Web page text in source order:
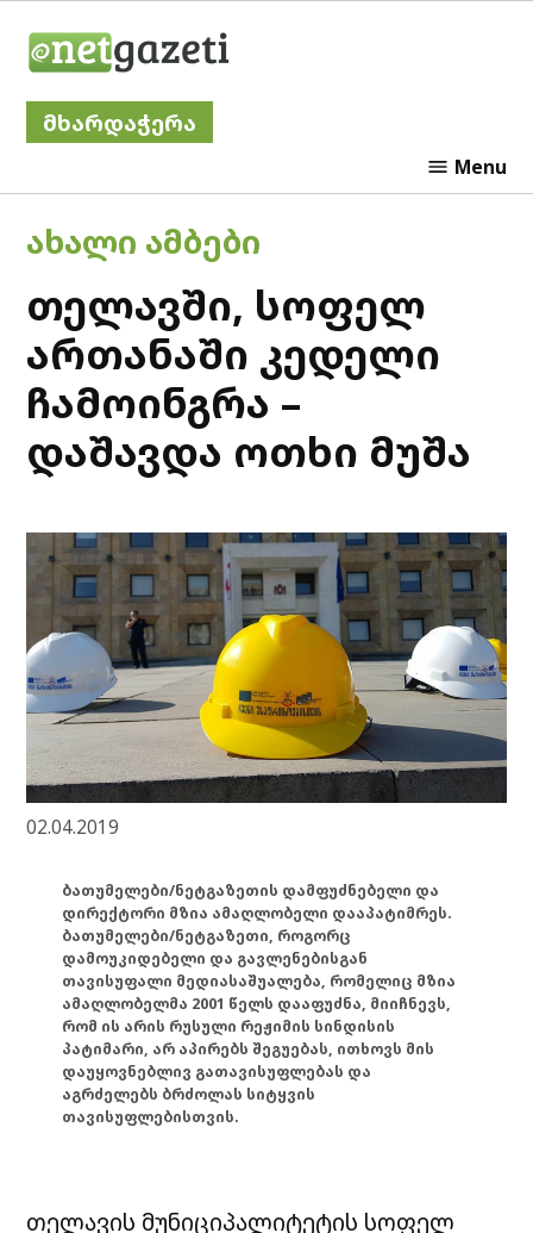
მხარდაჭერა
Menu
POSTED
ᲐᲮᲐᲚᲘ ᲐᲛᲑᲔᲑᲘ
თელავში, სოფელ
ართანაში კედელი
ჩამოინგრა –
დაშავდა ოთხი მუშა
02.04.2019
ბათუმელები/ნეტგაზეთის დამფუძნებელი და
დირექტორი მზია ამაღლობელი დააპატიმრეს.
ბათუმელები/ნეტგაზეთი, როგორც
დამოუკიდებელი და გავლენებისგან
თავისუფალი მედიასაშუალება, რომელიც მზია
ამაღლობელმა 2001 წელს დააფუძნა, მიიჩნევს,
რომ ის არის რუსული რეჟიმის სინდისის
პატიმარი, არ აპირებს შეგუებას, ითხოვს მის
დაუყოვნებლივ გათავისუფლებას და
აგრძელებს ბრძოლას სიტყვის
თავისუფლებისთვის.
თელავის მუნიციპალიტეტის სოფელ